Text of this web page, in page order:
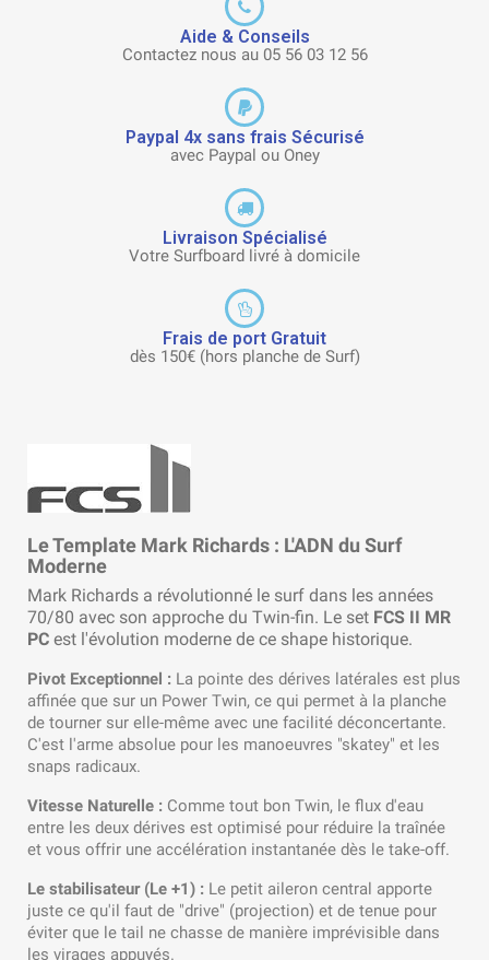
Aide & Conseils
Contactez nous au 05 56 03 12 56
Paypal 4x sans frais Sécurisé
avec Paypal ou Oney
Livraison Spécialisé
Votre Surfboard livré à domicile
Frais de port Gratuit
dès 150€ (hors planche de Surf)
Le Template Mark Richards : L'ADN du Surf
Moderne
Mark Richards a révolutionné le surf dans les années
70/80 avec son approche du Twin-fin. Le set FCS II MR
PC est l'évolution moderne de ce shape historique.
Pivot Exceptionnel : La pointe des dérives latérales est plus
affinée que sur un Power Twin, ce qui permet à la planche
de tourner sur elle-même avec une facilité déconcertante.
C'est l'arme absolue pour les manoeuvres "skatey" et les
snaps radicaux.
Vitesse Naturelle : Comme tout bon Twin, le flux d'eau
entre les deux dérives est optimisé pour réduire la traînée
et vous offrir une accélération instantanée dès le take-off.
Le stabilisateur (Le +1) : Le petit aileron central apporte
juste ce qu'il faut de "drive" (projection) et de tenue pour
éviter que le tail ne chasse de manière imprévisible dans
les virages appuyés.